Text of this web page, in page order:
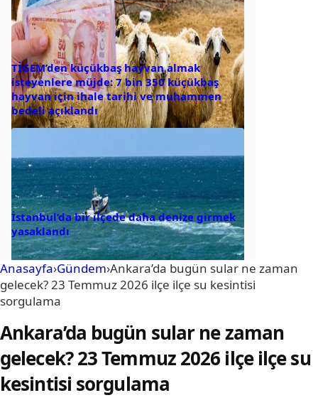
TİGEM’den küçükbaş hayvan almak
isteyenlere müjde: 7 bin 350 küçükbaş
hayvan için ihale tarihi ve muhammen
bedeli açıklandı
İstanbul’da bir ilçede daha denize girmek
yasaklandı
Anasayfa›Gündem›Ankara’da bugün sular ne zaman
gelecek? 23 Temmuz 2026 ilçe ilçe su kesintisi
sorgulama
Ankara’da bugün sular ne zaman
gelecek? 23 Temmuz 2026 ilçe ilçe su
kesintisi sorgulama